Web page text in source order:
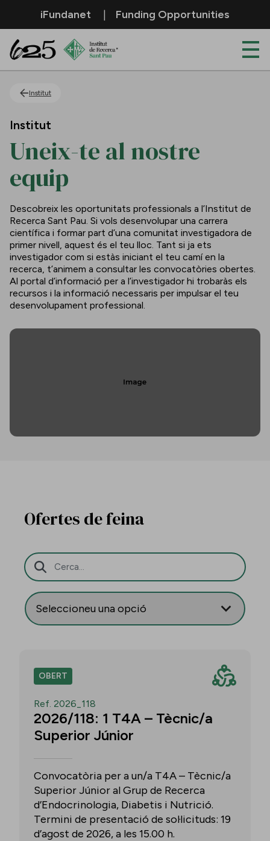
Salta al contingut principal
iFundanet Funding Opportunities
Institut
Institut
Uneix-te al nostre
equip
Descobreix les oportunitats professionals a l’Institut de
Recerca Sant Pau. Si vols desenvolupar una carrera
científica i formar part d’una comunitat investigadora de
primer nivell, aquest és el teu lloc. Tant si ja ets
investigador com si estàs iniciant el teu camí en la
recerca, t’animem a consultar les convocatòries obertes.
Al portal d’informació per a l’investigador hi trobaràs els
recursos i la informació necessaris per impulsar el teu
desenvolupament professional.
Ofertes de feina
Barra de cerca
OBERT
Ref. 2026_118
2026/118: 1 T4A – Tècnic/a
Superior Júnior
Convocatòria per a un/a T4A – Tècnic/a
Superior Júnior al Grup de Recerca
d’Endocrinologia, Diabetis i Nutrició.
Termini de presentació de sol·licituds: 19
d’agost de 2026, a les 15.00 h.